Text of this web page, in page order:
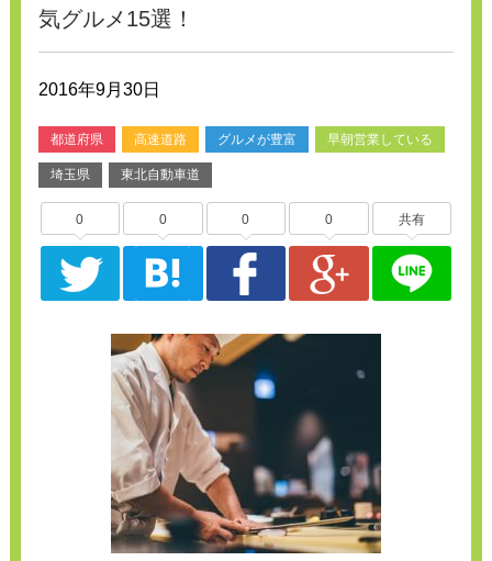
気グルメ15選！
2016年9月30日
都道府県 高速道路 グルメが豊富 早朝営業している
埼玉県 東北自動車道
0 0 0 0 共有